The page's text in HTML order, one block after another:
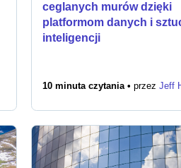
ceglanych murów dzięki
platformom danych i
inteligencji
10 minuta czytania • przez Jeff